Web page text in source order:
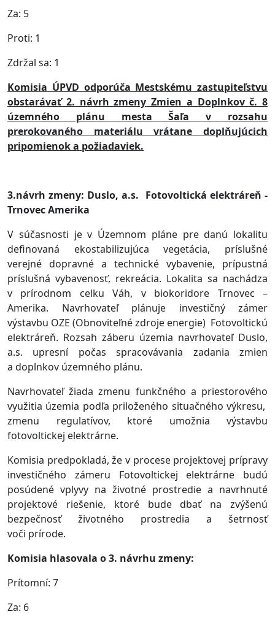
Za: 5
Proti: 1
Zdržal sa: 1
Komisia ÚPVD odporúča Mestskému zastupiteľstvu
obstarávať 2. návrh zmeny Zmien a Doplnkov č. 8
územného plánu mesta Šaľa v rozsahu
prerokovaného materiálu vrátane doplňujúcich
pripomienok a požiadaviek.
3.návrh zmeny: Duslo, a.s. Fotovoltická elektráreň -
Trnovec Amerika
V súčasnosti je v Územnom pláne pre danú lokalitu
definovaná ekostabilizujúca vegetácia, príslušné
verejné dopravné a technické vybavenie, prípustná
príslušná vybavenosť, rekreácia. Lokalita sa nachádza
v prírodnom celku Váh, v biokoridore Trnovec –
Amerika. Navrhovateľ plánuje investičný zámer
výstavbu OZE (Obnoviteľné zdroje energie) Fotovoltickú
elektráreň. Rozsah záberu územia navrhovateľ Duslo,
a.s. upresní počas spracovávania zadania zmien
a doplnkov územného plánu.
Navrhovateľ žiada zmenu funkčného a priestorového
využitia územia podľa priloženého situačného výkresu,
zmenu regulatívov, ktoré umožnia výstavbu
fotovoltickej elektrárne.
Komisia predpokladá, že v procese projektovej prípravy
investičného zámeru Fotovoltickej elektrárne budú
posúdené vplyvy na životné prostredie a navrhnuté
projektové riešenie, ktoré bude dbať na zvýšenú
bezpečnosť životného prostredia a šetrnosť
voči prírode.
Komisia hlasovala o 3. návrhu zmeny:
Prítomní: 7
Za: 6